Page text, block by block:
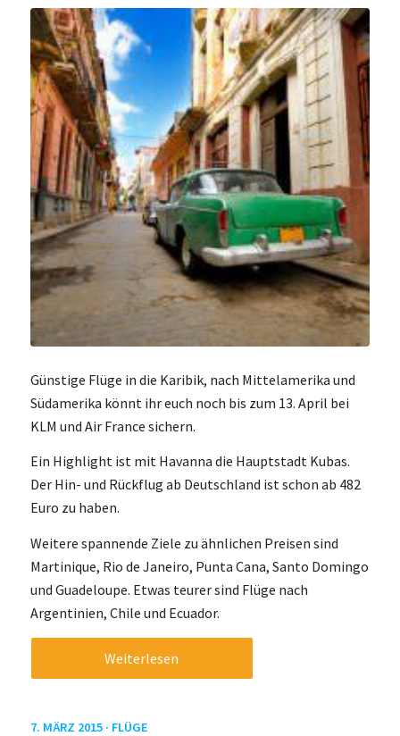
Günstige Flüge in die Karibik, nach Mittelamerika und
Südamerika könnt ihr euch noch bis zum 13. April bei
KLM und Air France sichern.
Ein Highlight ist mit Havanna die Hauptstadt Kubas.
Der Hin- und Rückflug ab Deutschland ist schon ab 482
Euro zu haben.
Weitere spannende Ziele zu ähnlichen Preisen sind
Martinique, Rio de Janeiro, Punta Cana, Santo Domingo
und Guadeloupe. Etwas teurer sind Flüge nach
Argentinien, Chile und Ecuador.
Weiterlesen
7. MÄRZ 2015 · FLÜGE